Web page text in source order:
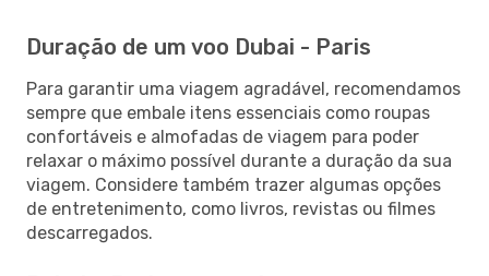
Duração de um voo Dubai - Paris
Para garantir uma viagem agradável, recomendamos
sempre que embale itens essenciais como roupas
confortáveis e almofadas de viagem para poder
relaxar o máximo possível durante a duração da sua
viagem. Considere também trazer algumas opções
de entretenimento, como livros, revistas ou filmes
descarregados.